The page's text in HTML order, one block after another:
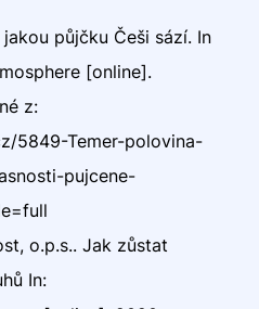
půjčku Češi sází. In
[online].
z:
5849-Temer-polovina-
pujcene-
o.p.s.. Jak zůstat
In: